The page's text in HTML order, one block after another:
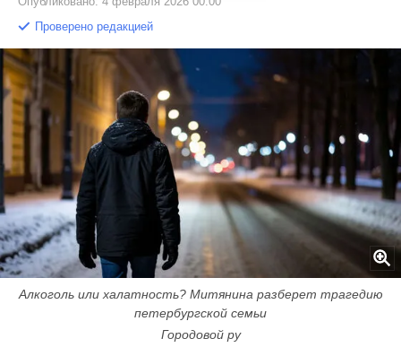
Проверено редакцией
Алкоголь или халатность? Митянина разберет трагедию
петербургской семьи
Городовой ру